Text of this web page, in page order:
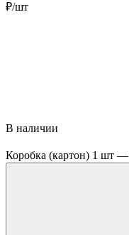
₽/шт
В наличии
Коробка (картон) 1 шт —